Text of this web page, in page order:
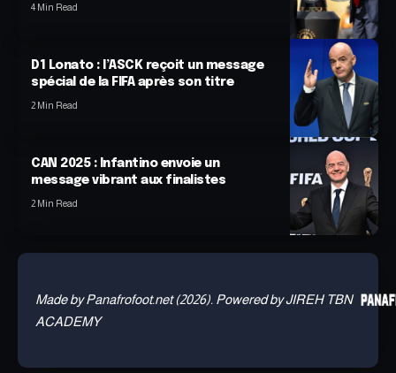
4 Min Read
D1 Lonato : l’ASCK reçoit un message
spécial de la FIFA après son titre
2 Min Read
CAN 2025 : Infantino envoie un
message vibrant aux finalistes
2 Min Read
Made by Panafrofoot.net (2026). Powered by JIREH TBN
ACADEMY